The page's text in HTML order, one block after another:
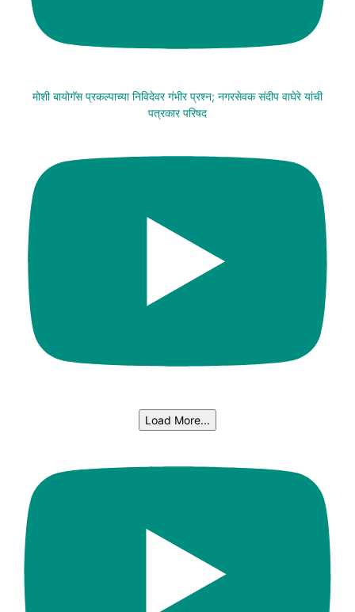
मोशी बायोगॅस प्रकल्पाच्या निविदेवर गंभीर प्रश्न; नगरसेवक संदीप वाघेरे यांची
पत्रकार परिषद
Load More...